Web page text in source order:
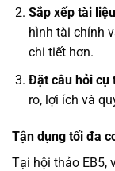
Sắp xếp tài liệu
hình tài chính
chi tiết hơn.
Đặt câu hỏi cụ
ro, lợi ích và
Tận dụng tối đa
Tại hội thảo EB5,